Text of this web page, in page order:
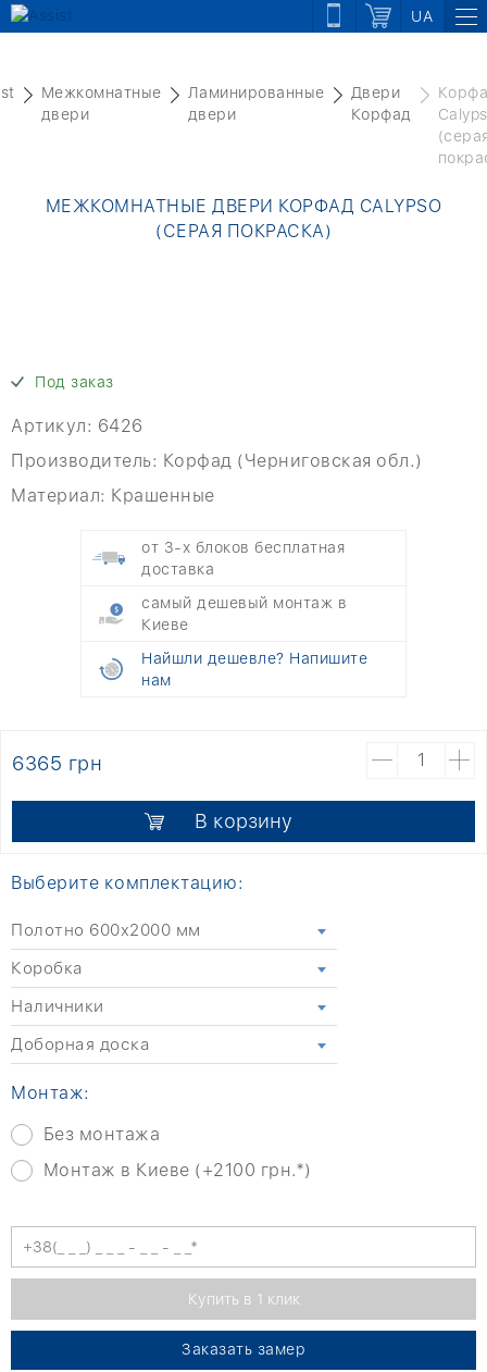
UA
Межкомнатные
двери
Ламинированные
двери
Двери
Корфад
МЕЖКОМНАТНЫЕ ДВЕРИ КОРФАД CALYPSO
(СЕРАЯ ПОКРАСКА)
Под заказ
Артикул: 6426
Производитель: Корфад (Черниговская обл.)
Материал: Крашенные
от 3-х блоков бесплатная
доставка
самый дешевый монтаж в
Киеве
Найшли дешевле? Напишите
нам
6365 грн
В корзину
Выберите комплектацию:
Полотно 600x2000 мм
Коробка
Наличники
Доборная доска
Монтаж:
Без монтажа
Монтаж в Киеве (+2100 грн.*)
Заказать замер